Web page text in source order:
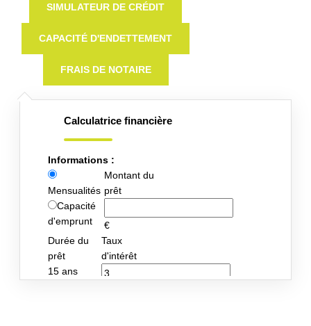
SIMULATEUR DE CRÉDIT
CAPACITÉ D'ENDETTEMENT
FRAIS DE NOTAIRE